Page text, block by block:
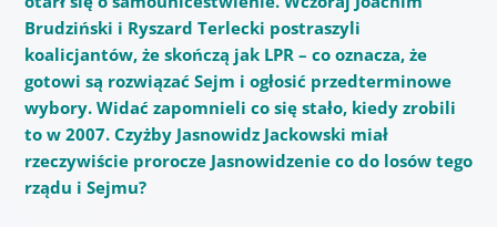
Brudziński i Ryszard Terlecki postraszyli
koalicjantów, że skończą jak LPR – co oznacza, że
gotowi są rozwiązać Sejm i ogłosić przedterminowe
wybory. Widać zapomnieli co się stało, kiedy zrobili
to w 2007. Czyżby Jasnowidz Jackowski miał
rzeczywiście prorocze Jasnowidzenie co do losów tego
rządu i Sejmu?